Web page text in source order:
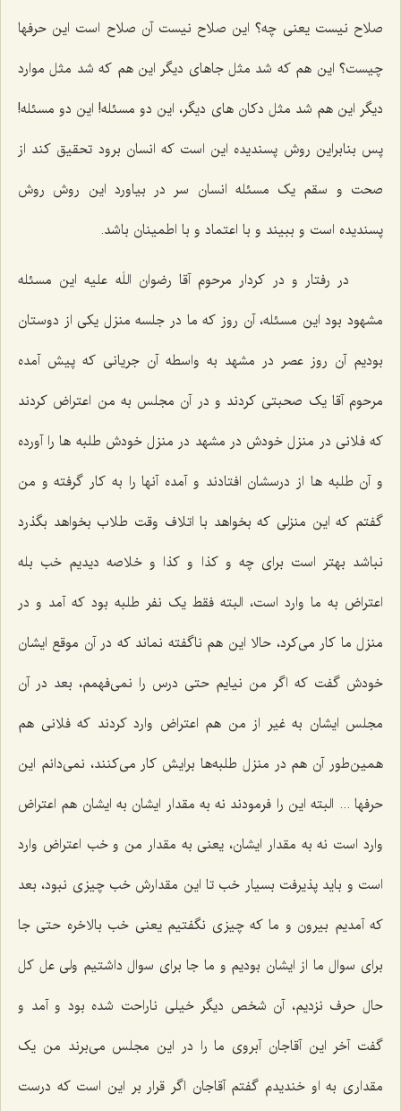
صلاح نیست یعنی چه؟ این صلاح نیست آن صلاح است این حرفها
چیست؟ این هم که شد مثل جاهای دیگر این هم که شد مثل موارد
دیگر این هم شد مثل دکان های دیگر، این دو مسئله! این دو مسئله!
پس بنابراین روش پسندیده این است که انسان برود تحقیق کند از
صحت و سقم یک مسئله انسان سر در بیاورد این روش روش
پسندیده است و ببیند و با اعتماد و با اطمینان باشد.
در رفتار و در کردار مرحوم آقا رضوان اللَه علیه این مسئله
مشهود بود این مسئله، آن روز که ما در جلسه منزل یکی از دوستان
بودیم آن روز عصر در مشهد به واسطه آن جریانی که پیش آمده
مرحوم آقا یک صحبتی کردند و در آن مجلس به من اعتراض کردند
که فلانی در منزل خودش در مشهد در منزل خودش طلبه ها را آورده
و آن طلبه ها از درسشان افتادند و آمده آنها را به کار گرفته و من
گفتم که این منزلی که بخواهد با اتلاف وقت طلاب بخواهد بگذرد
نباشد بهتر است برای چه و کذا و کذا و خلاصه دیدیم خب بله
اعتراض به ما وارد است، البته فقط یک نفر طلبه بود که آمد و در
منزل ما کار می‌کرد، حالا این هم ناگفته نماند که در آن موقع ایشان
خودش گفت که اگر من نیایم حتی درس را نمی‌فهمم، بعد در آن
مجلس ایشان به غیر از من هم اعتراض وارد کردند که فلانی هم
همین‌طور آن هم در منزل طلبه‌ها برایش کار می‌کنند، نمی‌دانم این
حرفها ... البته این را فرمودند نه به مقدار ایشان به ایشان هم اعتراض
وارد است نه به مقدار ایشان، یعنی به مقدار من و خب اعتراض وارد
است و باید پذیرفت بسیار خب تا این مقدارش خب چیزی نبود، بعد
که آمدیم بیرون و ما که چیزی نگفتیم یعنی خب بالاخره حتی جا
برای سوال ما از ایشان بودیم و ما جا برای سوال داشتیم ولی عل کل
حال حرف نزدیم، آن شخص دیگر خیلی ناراحت شده بود و آمد و
گفت آخر این آقاجان آبروی ما را در این مجلس می‌برند من یک
مقداری به او خندیدم گفتم آقاجان اگر قرار بر این است که درست